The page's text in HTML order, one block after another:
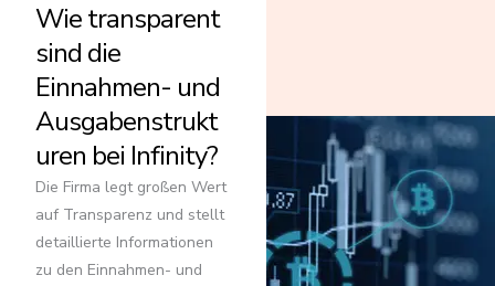
Wie transparent
sind die
Einnahmen- und
Ausgabenstrukt
uren bei Infinity?
Die Firma legt großen Wert
auf Transparenz und stellt
detaillierte Informationen
zu den Einnahmen- und